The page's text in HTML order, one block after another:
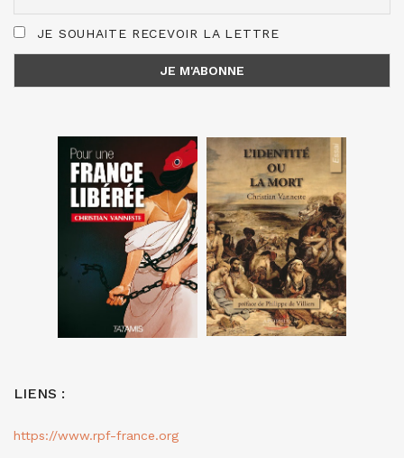
JE SOUHAITE RECEVOIR LA LETTRE
LIENS :
https://www.rpf-france.org